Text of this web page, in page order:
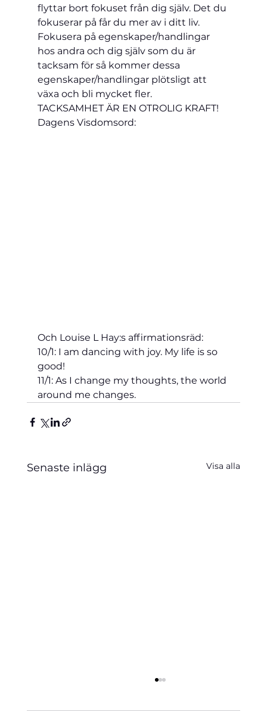
flyttar bort fokuset från dig själv. Det du
fokuserar på får du mer av i ditt liv.
Fokusera på egenskaper/handlingar
hos andra och dig själv som du är
tacksam för så kommer dessa
egenskaper/handlingar plötsligt att
växa och bli mycket fler.
TACKSAMHET ÄR EN OTROLIG KRAFT!
Dagens Visdomsord:
Och Louise L Hay:s affirmationsräd:
10/1: I am dancing with joy. My life is so
good!
11/1: As I change my thoughts, the world
around me changes.
Senaste inlägg Visa alla